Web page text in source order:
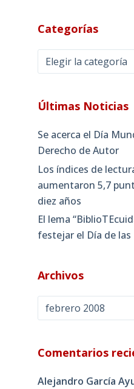
Categorías
Categorías
Últimas Noticias
Se acerca el Día
Derecho de Autor
Los índices de
aumentaron 5,7
diez años
El lema
festejar el Día de
Archivos
Archivos
Comentarios
Alejandro García